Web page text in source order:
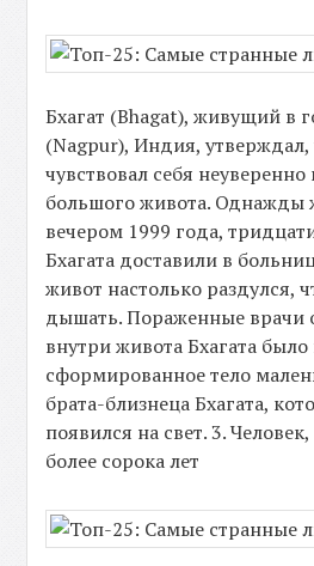
Бхагат (Bhagat), живущий в
(Nagpur), Индия, утверждал,
чувствовал себя неуверенно
большого живота. Однажды
вечером 1999 года,
Бхагата доставили в
живот настолько раздулся,
дышать. Пораженные врачи
внутри живота Бхагата
сформированное тело
брата-близнеца Бхагата,
появился на свет. 3.
более сорока лет